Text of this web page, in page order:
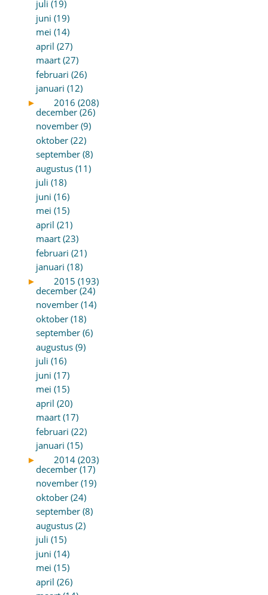
juli (19)
juni (19)
mei (14)
april (27)
maart (27)
februari (26)
januari (12)
►
2016 (208)
december (26)
november (9)
oktober (22)
september (8)
augustus (11)
juli (18)
juni (16)
mei (15)
april (21)
maart (23)
februari (21)
januari (18)
►
2015 (193)
december (24)
november (14)
oktober (18)
september (6)
augustus (9)
juli (16)
juni (17)
mei (15)
april (20)
maart (17)
februari (22)
januari (15)
►
2014 (203)
december (17)
november (19)
oktober (24)
september (8)
augustus (2)
juli (15)
juni (14)
mei (15)
april (26)